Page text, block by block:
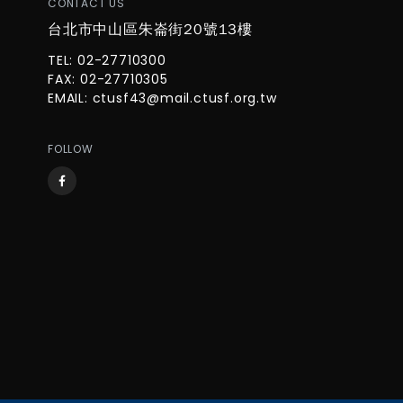
CONTACT US
台北市中山區朱崙街20號13樓
TEL: 02-27710300
FAX: 02-27710305
EMAIL: ctusf43@mail.ctusf.org.tw
FOLLOW